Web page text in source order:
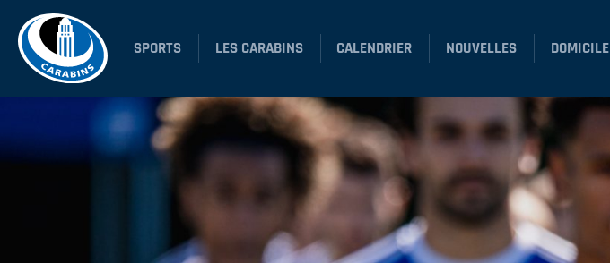
SPORTS LES CARABINS CALENDRIER NOUVELLES DOMICILE